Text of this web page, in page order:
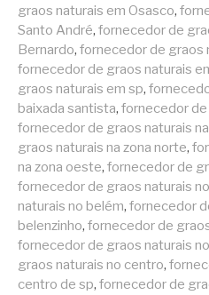
graos naturais em Osasco,
Santo André, fornecedor de
Bernardo, fornecedor de graos
fornecedor de graos naturais
graos naturais em sp,
baixada santista, fornecedor de
fornecedor de graos naturais
graos naturais na zona norte,
na zona oeste, fornecedor de
fornecedor de graos naturais
naturais no belém, fornecedor
belenzinho, fornecedor de
fornecedor de graos naturais
graos naturais no centro,
centro de sp, fornecedor de